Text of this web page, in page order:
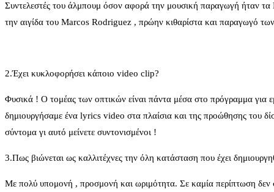
Συντελεστές του άλμπουμ όσον αφορά την μουσική παραγωγή ήταν
την αιγίδα του Marcos Rodriguez , πρώην κιθαρίστα και παραγωγό
2.Έχει κυκλοφορήσει κάποιο video clip?
Φυσικά ! Ο τομέας των οπτικών είναι πάντα μέσα στο πρόγραμμα
δημιουργήσαμε ένα lyrics video στα πλαίσια και της προώθησης του
σύντομα γι αυτό μείνετε συντονισμένοι !
3.Πως βιώνεται ως καλλιτέχνες την όλη κατάσταση που έχει
Με πολύ υπομονή , προσμονή και ωριμότητα. Σε καμία περίπτωση δεν